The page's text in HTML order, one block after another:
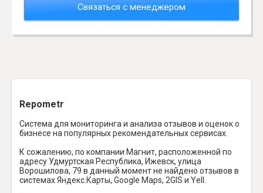
Связаться с менеджером
Repometr
Система для мониторинга и анализа отзывов и оценок о
бизнесе на популярных рекомендательных сервисах.
К сожалению, по компании Магнит, расположенной по
адресу Удмуртская Республика, Ижевск, улица
Ворошилова, 79 в данный момент не найдено отзывов в
системах Яндекс.Карты, Google Maps, 2GIS и Yell.